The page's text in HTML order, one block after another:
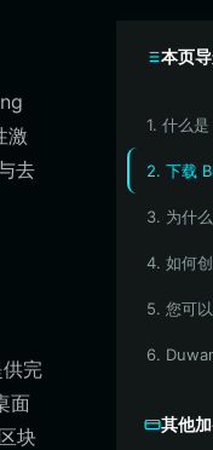
激
去
完
面
块
本页
1. 什么
2. 下载
3. 为什
4. 如何
5. 您可
6.
其他